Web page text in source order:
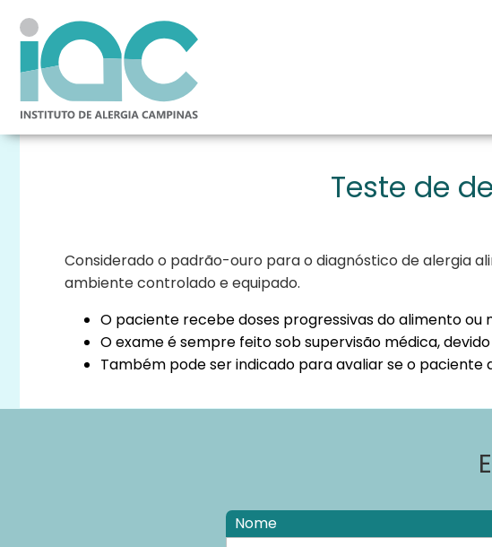
Teste de
Considerado o padrão-ouro para o diagnóstico de alergia
ambiente controlado e equipado.
O paciente recebe doses progressivas do alimento ou
O exame é sempre feito sob supervisão médica,
Também pode ser indicado para avaliar se o
Nome